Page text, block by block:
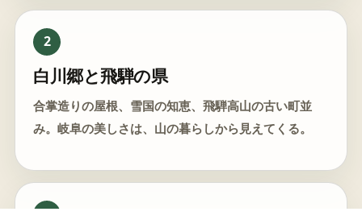
2
白川郷と飛騨の県
合掌造りの屋根、雪国の知恵、飛騨高山の古い町並
み。岐阜の美しさは、山の暮らしから見えてくる。
3